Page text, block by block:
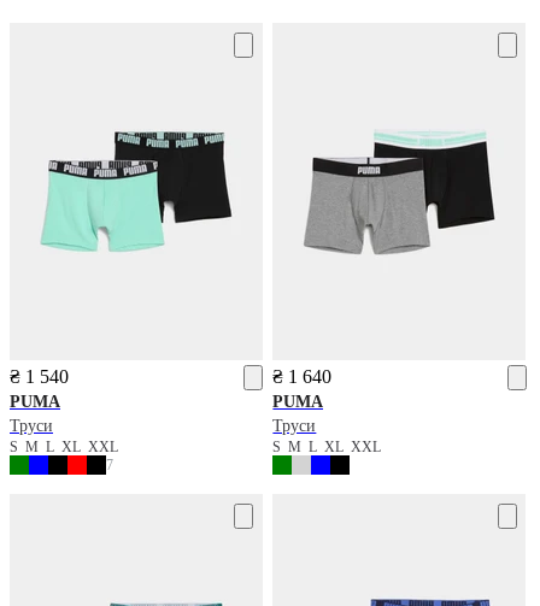
₴ 1 540
PUMA
Труси
S M L XL XXL
7
₴ 1 640
PUMA
Труси
SMLXLXXL